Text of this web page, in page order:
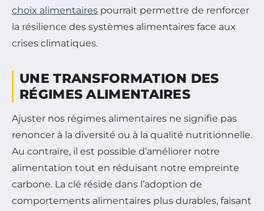
choix alimentaires pourrait permettre de renforcer
la résilience des systèmes alimentaires face aux
crises climatiques.
UNE TRANSFORMATION DES
RÉGIMES ALIMENTAIRES
Ajuster nos régimes alimentaires ne signifie pas
renoncer à la diversité ou à la qualité nutritionnelle.
Au contraire, il est possible d’améliorer notre
alimentation tout en réduisant notre empreinte
carbone. La clé réside dans l’adoption de
comportements alimentaires plus durables, faisant